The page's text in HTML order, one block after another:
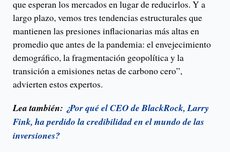
que esperan los mercados en lugar de reducirlos. Y a
largo plazo, vemos tres tendencias estructurales que
mantienen las presiones inflacionarias más altas en
promedio que antes de la pandemia: el envejecimiento
demográfico, la fragmentación geopolítica y la
transición a emisiones netas de carbono cero”,
advierten estos expertos.
Lea también: ¿Por qué el CEO de BlackRock, Larry
Fink, ha perdido la credibilidad en el mundo de las
inversiones?